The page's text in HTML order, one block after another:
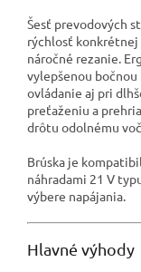
Šesť prevodových
rýchlosť konkrétnej
náročné rezanie.
vylepšenou
ovládanie aj pri
preťaženiu a
drôtu odolnému
Brúska je
náhradami 21 V
výbere napájania.
Hlavné výhody